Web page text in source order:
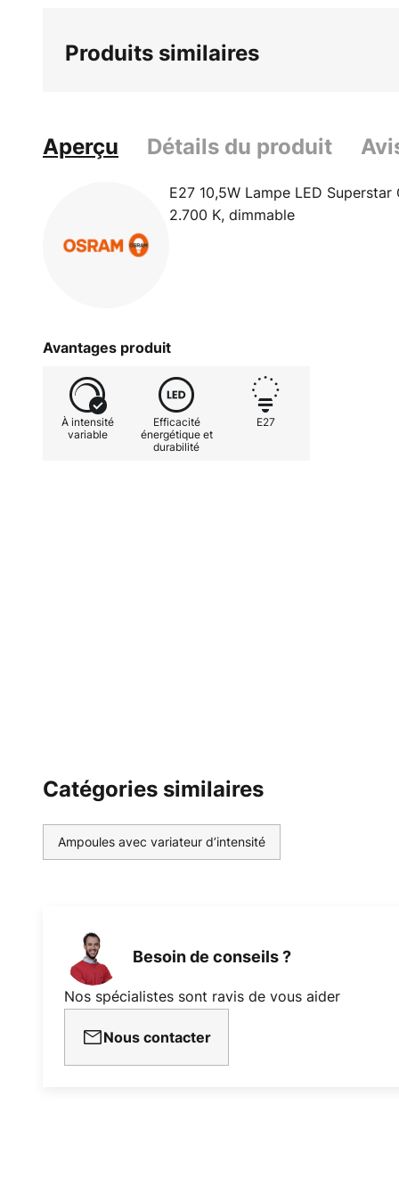
Produits similaires
Aperçu Détails du produit
E27 10,5W Lampe LED
2.700 K, dimmable
Avantages produit
À intensité
variable
Efficacité
énergétique et
durabilité
E27
Catégories similaires
Ampoules avec variateur d’intensité
Besoin de conseils ?
Nos spécialistes sont ravis de vous aider
Nous contacter